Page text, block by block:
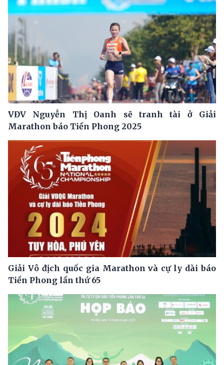
VĐV Nguyễn Thị Oanh sẽ tranh tài ở Giải
Marathon báo Tiền Phong 2025
Giải Vô địch quốc gia Marathon và cự ly dài báo
Tiền Phong lần thứ 65